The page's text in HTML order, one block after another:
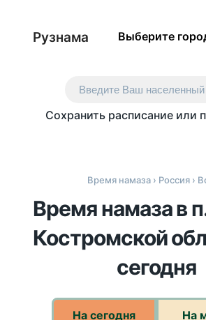
Рузнама Выберите
Введите Ваш населенный
Сохранить расписание или
Время намаза› Россия›
Время намаза в
Костромской
сегодня
На сегодня На